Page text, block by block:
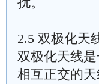
2.5 双极化天
双极化天线
相互正交的